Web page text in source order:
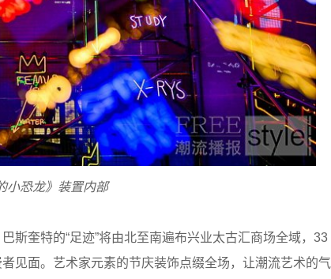
小恐龙》装置内部
奎特的“足迹”将由北至南遍布兴业太古汇商场全域，33
见面。艺术家元素的节庆装饰点缀全场，让潮流艺术的气